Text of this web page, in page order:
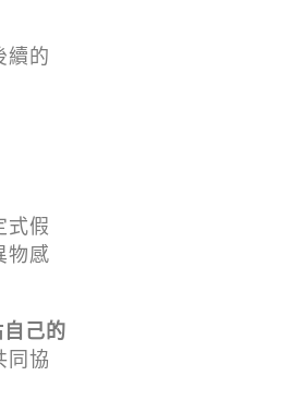
續的
式假
物感
己的
同協